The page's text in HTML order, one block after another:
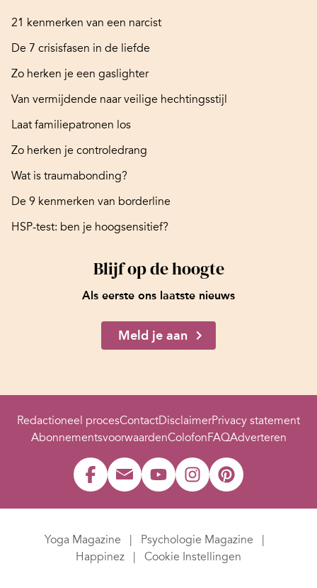
21 kenmerken van een narcist
De 7 crisisfasen in de liefde
Zo herken je een gaslighter
Van vermijdende naar veilige hechtingsstijl
Laat familiepatronen los
Zo herken je controledrang
Wat is traumabonding?
De 9 kenmerken van borderline
HSP-test: ben je hoogsensitief?
Blijf op de hoogte
Als eerste ons laatste nieuws
Meld je aan
Redactioneel procesContactDisclaimerPrivacy statement
AbonnementsvoorwaardenColofonFAQAdverteren
Yoga Magazine
Psychologie Magazine
Happinez
Cookie Instellingen